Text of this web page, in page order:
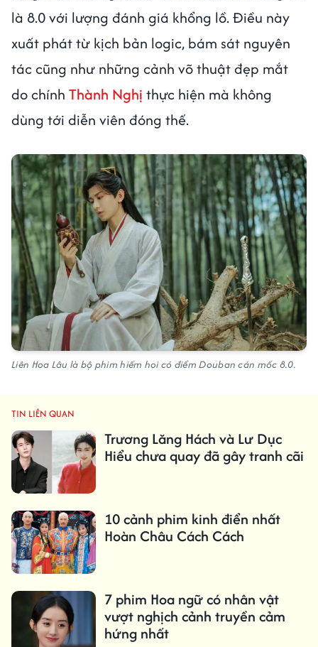
là 8.0 với lượng đánh giá khổng lồ. Điều này
xuất phát từ kịch bản logic, bám sát nguyên
tác cũng như những cảnh võ thuật đẹp mắt
do chính Thành Nghị thực hiện mà không
dùng tới diễn viên đóng thế.
Liên Hoa Lâu là bộ phim hiếm hoi có điểm Douban cán mốc 8.0.
TIN LIÊN QUAN
Trương Lăng Hách và Lư Dục
Hiểu chưa quay đã gây tranh cãi
10 cảnh phim kinh điển nhất
Hoàn Châu Cách Cách
7 phim Hoa ngữ có nhân vật
vượt nghịch cảnh truyền cảm
hứng nhất